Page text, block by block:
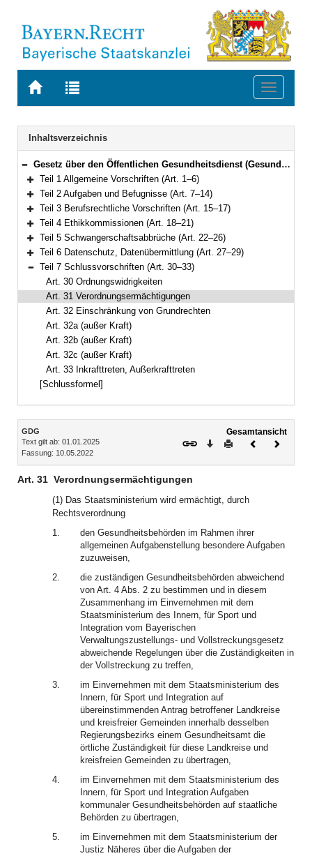
Zur
BAYERN.RECHT
Zur
letzten
Suche
Toggle
Navigation
Inhaltsverzeichnis
Bereich reduzieren
Gesetz über den Öffentlichen Gesundheitsdienst (Gesundheitsdienstgesetz – GDG) Vom 10. Mai 2022 (GVBl. S. 182) BayRS 2120-12-G (Art. 1–33)
Bereich erweitern
Teil 1 Allgemeine Vorschriften (Art. 1–6)
Bereich erweitern
Teil 2 Aufgaben und Befugnisse (Art. 7–14)
Bereich erweitern
Teil 3 Berufsrechtliche Vorschriften (Art. 15–17)
Bereich erweitern
Teil 4 Ethikkommissionen (Art. 18–21)
Bereich erweitern
Teil 5 Schwangerschaftsabbrüche (Art. 22–26)
Bereich erweitern
Teil 6 Datenschutz, Datenübermittlung (Art. 27–29)
Bereich reduzieren
Teil 7 Schlussvorschriften (Art. 30–33)
Art. 30 Ordnungswidrigkeiten
Art. 31 Verordnungsermächtigungen
Art. 32 Einschränkung von Grundrechten
Art. 32a (außer Kraft)
Art. 32b (außer Kraft)
Art. 32c (außer Kraft)
Art. 33 Inkrafttreten, Außerkrafttreten
[Schlussformel]
Inhalt
GDG
Text gilt ab: 01.01.2025
Fassung: 10.05.2022
Gesamtansicht
Download
DruckenVorheriges
Art. 31 Verordnungsermächtigungen
(1) Das Staatsministerium wird ermächtigt, durch
Rechtsverordnung
1.
den Gesundheitsbehörden im Rahmen ihrer
allgemeinen Aufgabenstellung besondere Aufgaben
zuzuweisen,
2.
die zuständigen Gesundheitsbehörden abweichend
von Art. 4 Abs. 2 zu bestimmen und in diesem
Zusammenhang im Einvernehmen mit dem
Staatsministerium des Innern, für Sport und
Integration vom Bayerischen
Verwaltungszustellungs- und Vollstreckungsgesetz
abweichende Regelungen über die Zuständigkeiten in
der Vollstreckung zu treffen,
3.
im Einvernehmen mit dem Staatsministerium des
Innern, für Sport und Integration auf
übereinstimmenden Antrag betroffener Landkreise
und kreisfreier Gemeinden innerhalb desselben
Regierungsbezirks einem Gesundheitsamt die
örtliche Zuständigkeit für diese Landkreise und
kreisfreien Gemeinden zu übertragen,
4.
im Einvernehmen mit dem Staatsministerium des
Innern, für Sport und Integration Aufgaben
kommunaler Gesundheitsbehörden auf staatliche
Behörden zu übertragen,
5.
im Einvernehmen mit dem Staatsministerium der
Justiz Näheres über die Aufgaben der